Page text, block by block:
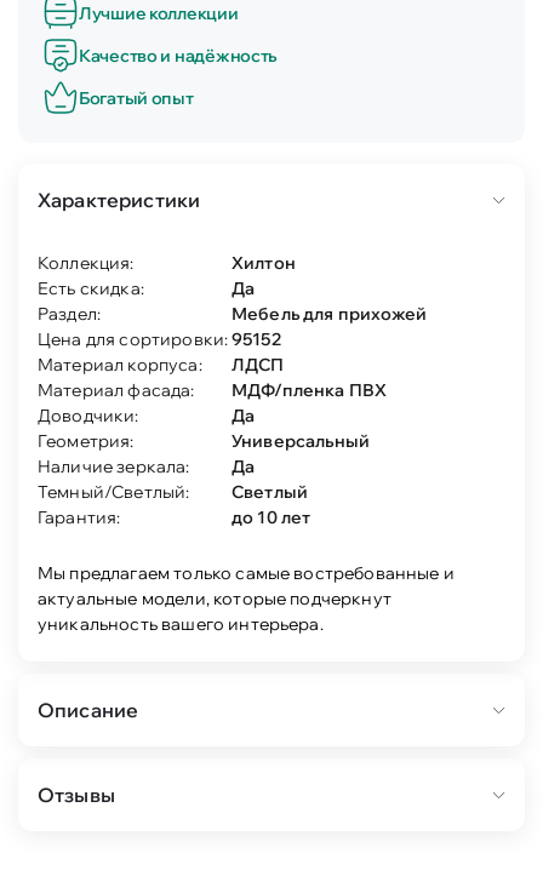
Лучшие коллекции
Качество и надёжность
Богатый опыт
Характеристики
Коллекция:
Хилтон
Есть скидка:
Да
Раздел:
Мебель для прихожей
Цена для сортировки:95152
Материал корпуса:
ЛДСП
Материал фасада:
МДФ/пленка ПВХ
Доводчики:
Да
Геометрия:
Универсальный
Наличие зеркала:
Да
Темный/Светлый:
Светлый
Гарантия:
до 10 лет
Мы предлагаем только самые востребованные и
актуальные модели, которые подчеркнут
уникальность вашего интерьера.
Описание
стиле.
Отзывы